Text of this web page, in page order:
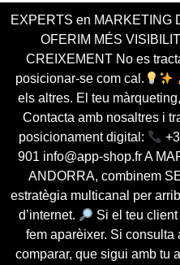
EXPERTS en MARKETING
OFERIM MÉS
CREIXEMENT No es
posicionar-se com cal.
els altres. El teu
Contacta amb nosaltres i
posicionament digital:
901 info@app-shop.fr A
ANDORRA, combinem
estratègia multicanal per
d’internet.
Si el teu
fem aparèixer. Si consulta
comparar, que sigui amb tu